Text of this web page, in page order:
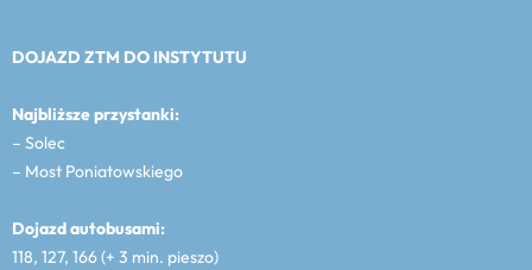
DOJAZD ZTM DO INSTYTUTU
Najbliższe przystanki:
– Solec
– Most Poniatowskiego
Dojazd autobusami:
118, 127, 166 (+ 3 min. pieszo)